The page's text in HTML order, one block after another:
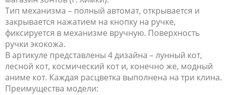
Тип механизма – полный автомат, открывается и
закрывается нажатием на кнопку на ручке,
фиксируется в механизме вручную. Поверхность
ручки экокожа.
В артикуле представлены 4 дизайна – лунный кот,
лесной кот, космический кот и, конечно же, модный
аниме кот. Каждая расцветка выполнена на три клина.
Преимущества модели: